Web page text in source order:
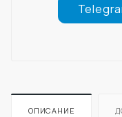
ОПИСАНИЕ